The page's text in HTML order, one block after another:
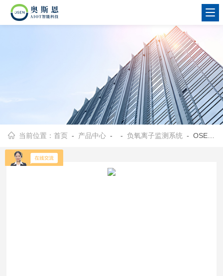
当前位置：首页 - 产品中心 - -负氧离子监测系统 - OSEN-FY湖滨海岸周边负氧离子浓度监测显示设施